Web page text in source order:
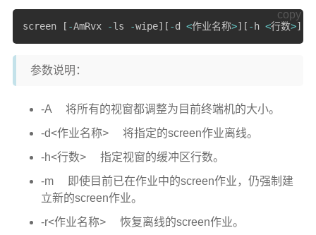
copy
screen [ -AmRvx -ls -wipe] [ -d <作业名称>] [ - h <行数>]
参数说明：
-A 将所有的视窗都调整为目前终端机的大小。
-d<作业名称> 将指定的screen作业离线。
-h<行数> 指定视窗的缓冲区行数。
-m 即使目前已在作业中的screen作业，仍强制建
立新的screen作业。
-r<作业名称> 恢复离线的screen作业。
记录
科研
更多
关于本喵
杂项导航
友情链接